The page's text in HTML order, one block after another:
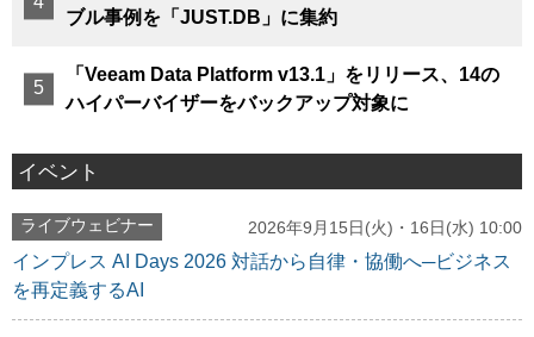
ブル事例を「JUST.DB」に集約
「Veeam Data Platform v13.1」をリリース、14の
ハイパーバイザーをバックアップ対象に
イベント
ライブウェビナー 2026年9月15日(火)・16日(水) 10:00
インプレス AI Days 2026 対話から自律・協働へ─ビジネス
を再定義するAI